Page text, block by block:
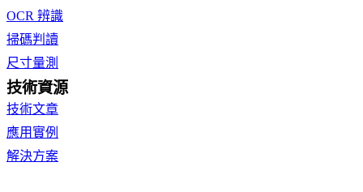
OCR 辨識
掃碼判讀
尺寸量測
技術資源
技術文章
應用實例
解決方案